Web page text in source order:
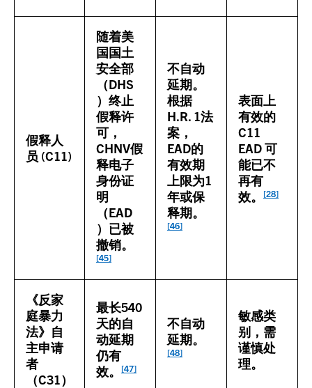
假释人
员 (C11)
随着美
国国土
安全部
（DHS
）终止
假释许
可，
CHNV假
释电子
身份证
明
（EAD
）已被
撤销。
[45]
不自动
延期。
根据
H.R. 1法
案，
EAD的
有效期
上限为1
年或保
释期。
[46]
表面上
有效的
C11
EAD 可
能已不
再有
效。
[28]
《反家
庭暴力
法》自
主申请
者
（C31）
最长540
天的自
动延期
仍有
效。
[47]
不自动
延期。
[48]
敏感类
别，需
谨慎处
理。